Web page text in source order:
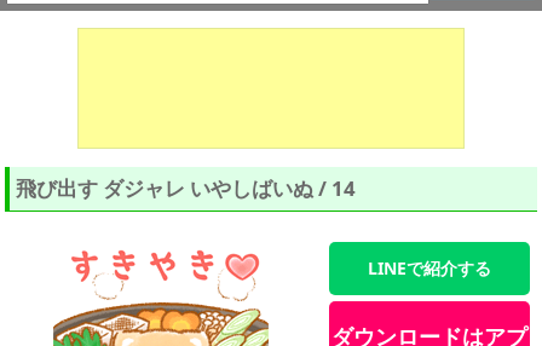
飛び出す ダジャレ いやしばいぬ / 14
LINEで紹介する
ダウンロードはアプ